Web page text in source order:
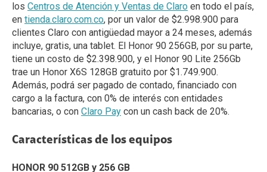
los Centros de Atención y Ventas de Claro en todo el país,
en tienda.claro.com.co, por un valor de $2.998.900 para
clientes Claro con antigüedad mayor a 24 meses, además
incluye, gratis, una tablet. El Honor 90 256GB, por su parte,
tiene un costo de $2.398.900, y el Honor 90 Lite 256Gb
trae un Honor X6S 128GB gratuito por $1.749.900.
Además, podrá ser pagado de contado, financiado con
cargo a la factura, con 0% de interés con entidades
bancarias, o con Claro Pay con un cash back de 20%.
Características de los equipos
HONOR 90 512GB y 256 GB